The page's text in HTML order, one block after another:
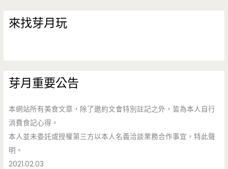
來找芽月玩
芽月重要公告
本網站所有美食文章，除了邀約文會特別註記之外，皆為本人自行
消費食記心得。
本人並未委託或授權第三方以本人名義洽談業務合作事宜，特此聲
明。
2021.02.03